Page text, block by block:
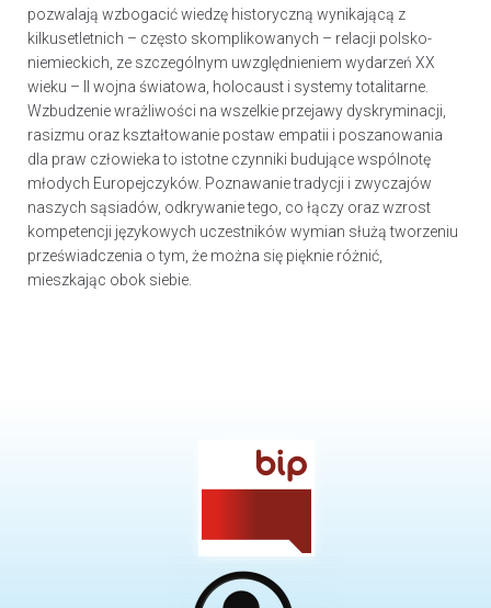
pozwalają wzbogacić wiedzę historyczną wynikającą z
kilkusetletnich – często skomplikowanych – relacji polsko-
niemieckich, ze szczególnym uwzględnieniem wydarzeń XX
wieku – II wojna światowa, holocaust i systemy totalitarne.
Wzbudzenie wrażliwości na wszelkie przejawy dyskryminacji,
rasizmu oraz kształtowanie postaw empatii i poszanowania
dla praw człowieka to istotne czynniki budujące wspólnotę
młodych Europejczyków. Poznawanie tradycji i zwyczajów
naszych sąsiadów, odkrywanie tego, co łączy oraz wzrost
kompetencji językowych uczestników wymian służą tworzeniu
przeświadczenia o tym, że można się pięknie różnić,
mieszkając obok siebie.